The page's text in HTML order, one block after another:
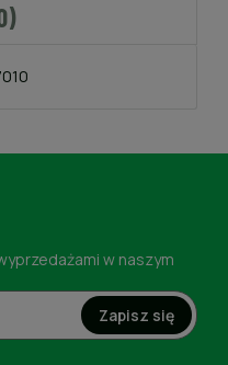
w naszym
Zapisz się